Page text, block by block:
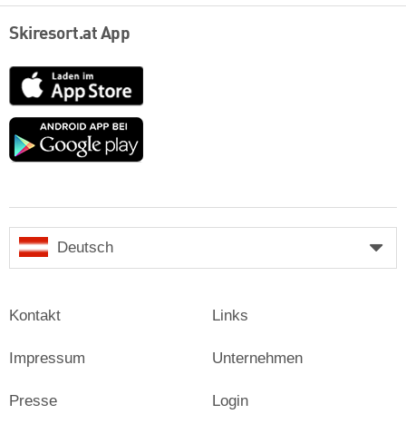
Skiresort.at App
App
Store
Google
Deutsch
Kontakt
Impressum
Presse
Links
Unternehmen
Login